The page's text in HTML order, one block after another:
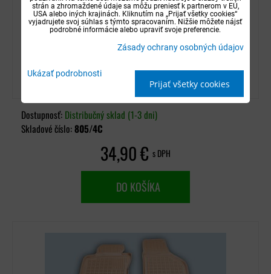
2008
Dostupnosť: Distribučný sklad (1-3 dni)
Skladové číslo:805/4C
34,90 € s DPH
DO KOŠÍKA
strán a zhromaždené údaje sa môžu preniesť k partnerom v EÚ,
USA alebo iných krajinách. Kliknutím na „Prijať všetky cookies“
vyjadrujete svoj súhlas s týmto spracovaním. Nižšie môžete nájsť
podrobné informácie alebo upraviť svoje preferencie.
Zásady ochrany osobných údajov
Ukázať podrobnosti
Prijať všetky cookies